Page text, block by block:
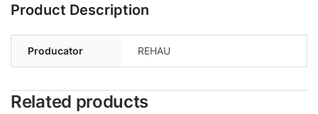
Product Description
Producator REHAU
Related products